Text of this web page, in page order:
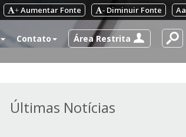
Aa
- Diminuir Fonte
+ Aumentar Fonte
Contato Área Restrita
Últimas Notícias